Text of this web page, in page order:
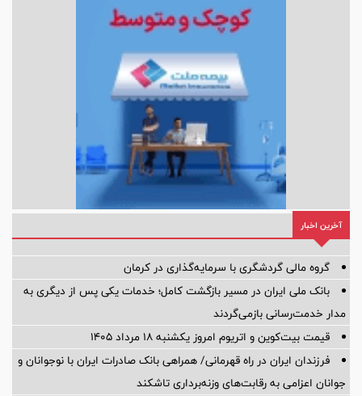
آخرین اخبار
گروه مالی گردشگری با سرمایه‌گذاری در کرمان
بانک ملی ایران در مسیر بازگشت کامل؛ خدمات یکی پس از دیگری به
مدار خدمت‌رسانی بازمی‌گردند
قیمت بیت‌کوین و اتریوم امروز یکشنبه ۱۸ مرداد ۱۴۰۵
فرزندان ایران در راه قهرمانی/ همراهی بانک صادرات ایران با نوجوانان و
جوانان اعزامی به رقابت‌های وزنه‌برداری تاشکند